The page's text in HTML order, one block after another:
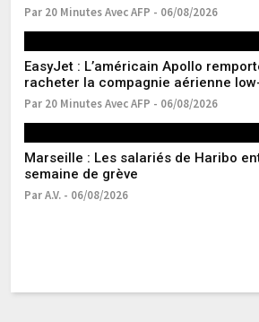
Par 20 Minutes Avec AFP - 06/08/2026
EasyJet : L’américain Apollo
racheter la compagnie aérienne
Par 20 Minutes Avec AFP - 06/08/2026
Marseille : Les salariés de Haribo
semaine de grève
Par A.V. - 06/08/2026